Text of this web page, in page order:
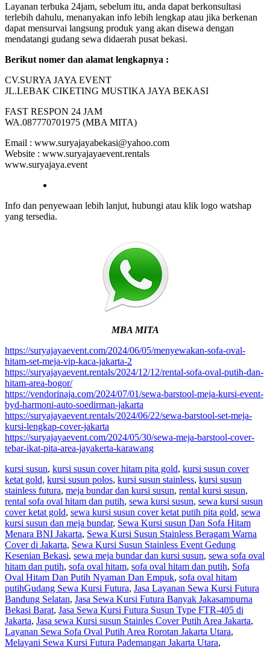
Layanan terbuka 24jam, sebelum itu, anda dapat berkonsultasi
terlebih dahulu, menanyakan info lebih lengkap atau jika berkenan
dapat mensurvai langsung produk yang akan disewa dengan
mendatangi gudang sewa didaerah pusat bekasi.
Berikut nomer dan alamat lengkapnya :
CV.SURYA JAYA EVENT
JL.LEBAK CIKETING MUSTIKA JAYA BEKASI
FAST RESPON 24 JAM
WA.087770701975 (MBA MITA)
Email : www.suryajayabekasi@yahoo.com
Website : www.suryajayaevent.rentals
www.suryajaya.event
Info dan penyewaan lebih lanjut, hubungi atau klik logo watshap
yang tersedia.
MBA MITA
https://suryajayaevent.com/2024/06/05/menyewakan-sofa-oval-
hitam-set-meja-vip-kaca-jakarta-2
https://suryajayaevent.rentals/2024/12/12/rental-sofa-oval-putih-dan-
hitam-area-bogor/
https://vendorinaja.com/2024/07/01/sewa-barstool-meja-kursi-event-
byd-harmoni-auto-soedirman-jakarta
https://suryajayaevent.rentals/2024/06/22/sewa-barstool-set-meja-
kursi-lengkap-cover-jakarta
https://suryajayaevent.com/2024/05/30/sewa-meja-barstool-cover-
tebar-ikat-pita-area-jayakerta-karawang
kursi susun, kursi susun cover hitam pita gold, kursi susun cover
ketat gold, kursi susun polos, kursi susun stainless, kursi susun
stainless futura, meja bundar dan kursi susun, rental kursi susun,
rental sofa oval hitam dan putih, sewa kursi susun, sewa kursi susun
cover ketat gold, sewa kursi susun cover ketat putih pita gold, sewa
kursi susun dan meja bundar, Sewa Kursi susun Dan Sofa Hitam
Menara BNI Jakarta, Sewa Kursi Susun Stainless Beragam Warna
Cover di Jakarta, Sewa Kursi Susun Stainless Event Gedung
Kesenian Bekasi, sewa meja bundar dan kursi susun, sewa sofa oval
hitam dan putih, sofa oval hitam, sofa oval hitam dan putih, Sofa
Oval Hitam Dan Putih Nyaman Dan Empuk, sofa oval hitam
putihGudang Sewa Kursi Futura, Jasa Layanan Sewa Kursi Futura
Bandung Selatan, Jasa Sewa Kursi Futura Banyak Jakasampurna
Bekasi Barat, Jasa Sewa Kursi Futura Susun Type FTR-405 di
Jakarta, Jasa sewa Kursi susun Stainles Cover Putih Area Jakarta,
Layanan Sewa Sofa Oval Putih Area Rorotan Jakarta Utara,
Melayani Sewa Kursi Futura Pademangan Jakarta Utara,